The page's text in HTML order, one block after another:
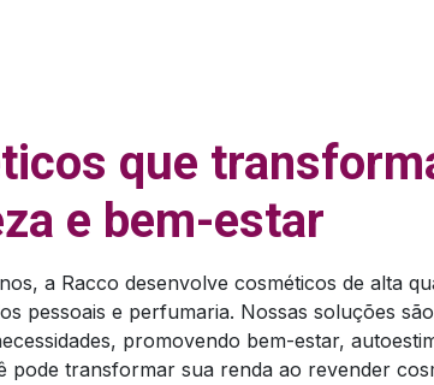
que
e bem-estar
a Racco desenvolve cosméticos de alta
pessoais e perfumaria. Nossas soluções
promovendo bem-estar,
pode transformar sua renda ao revender